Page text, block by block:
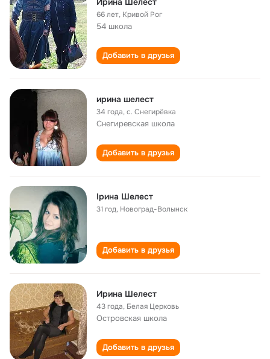
66 лет, Кривой Рог
54 школа
Добавить в друзья
ирина шелест
34 года,с. Снегирёвка
Снегиревская школа
Добавить в друзья
Ірина Шелест
31 год, Новоград-Волынск
Добавить в друзья
Ирина Шелест
43 года, Белая Церковь
Островская школа
Добавить в друзья